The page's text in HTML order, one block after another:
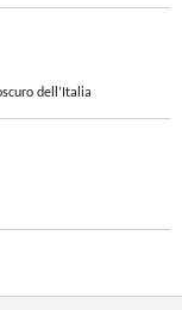
dell’Italia